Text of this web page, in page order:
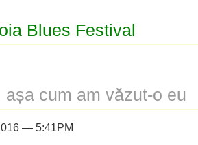
Blues Festival
așa cum am văzut-o eu
— 5:41PM